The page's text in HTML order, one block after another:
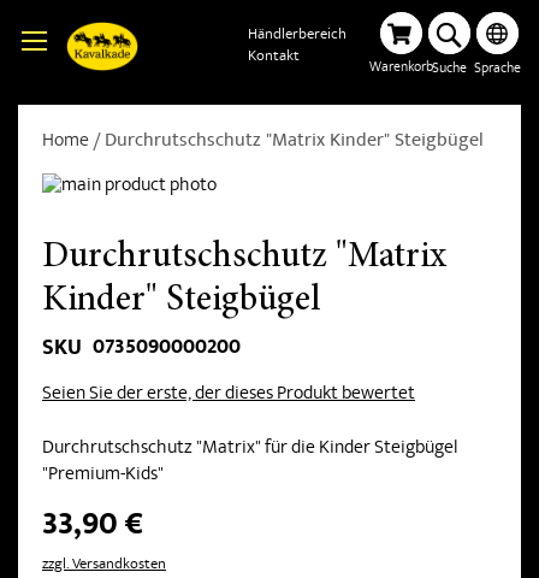
Händlerbereich
Kontakt
Sprache
WarenkorbSuche
Home Durchrutschschutz "Matrix Kinder" Steigbügel
Durchrutschschutz "Matrix
Kinder" Steigbügel
SKU 0735090000200
Seien Sie der erste, der dieses Produkt bewertet
Durchrutschschutz "Matrix" für die Kinder Steigbügel
"Premium-Kids"
33,90 €
zzgl. Versandkosten